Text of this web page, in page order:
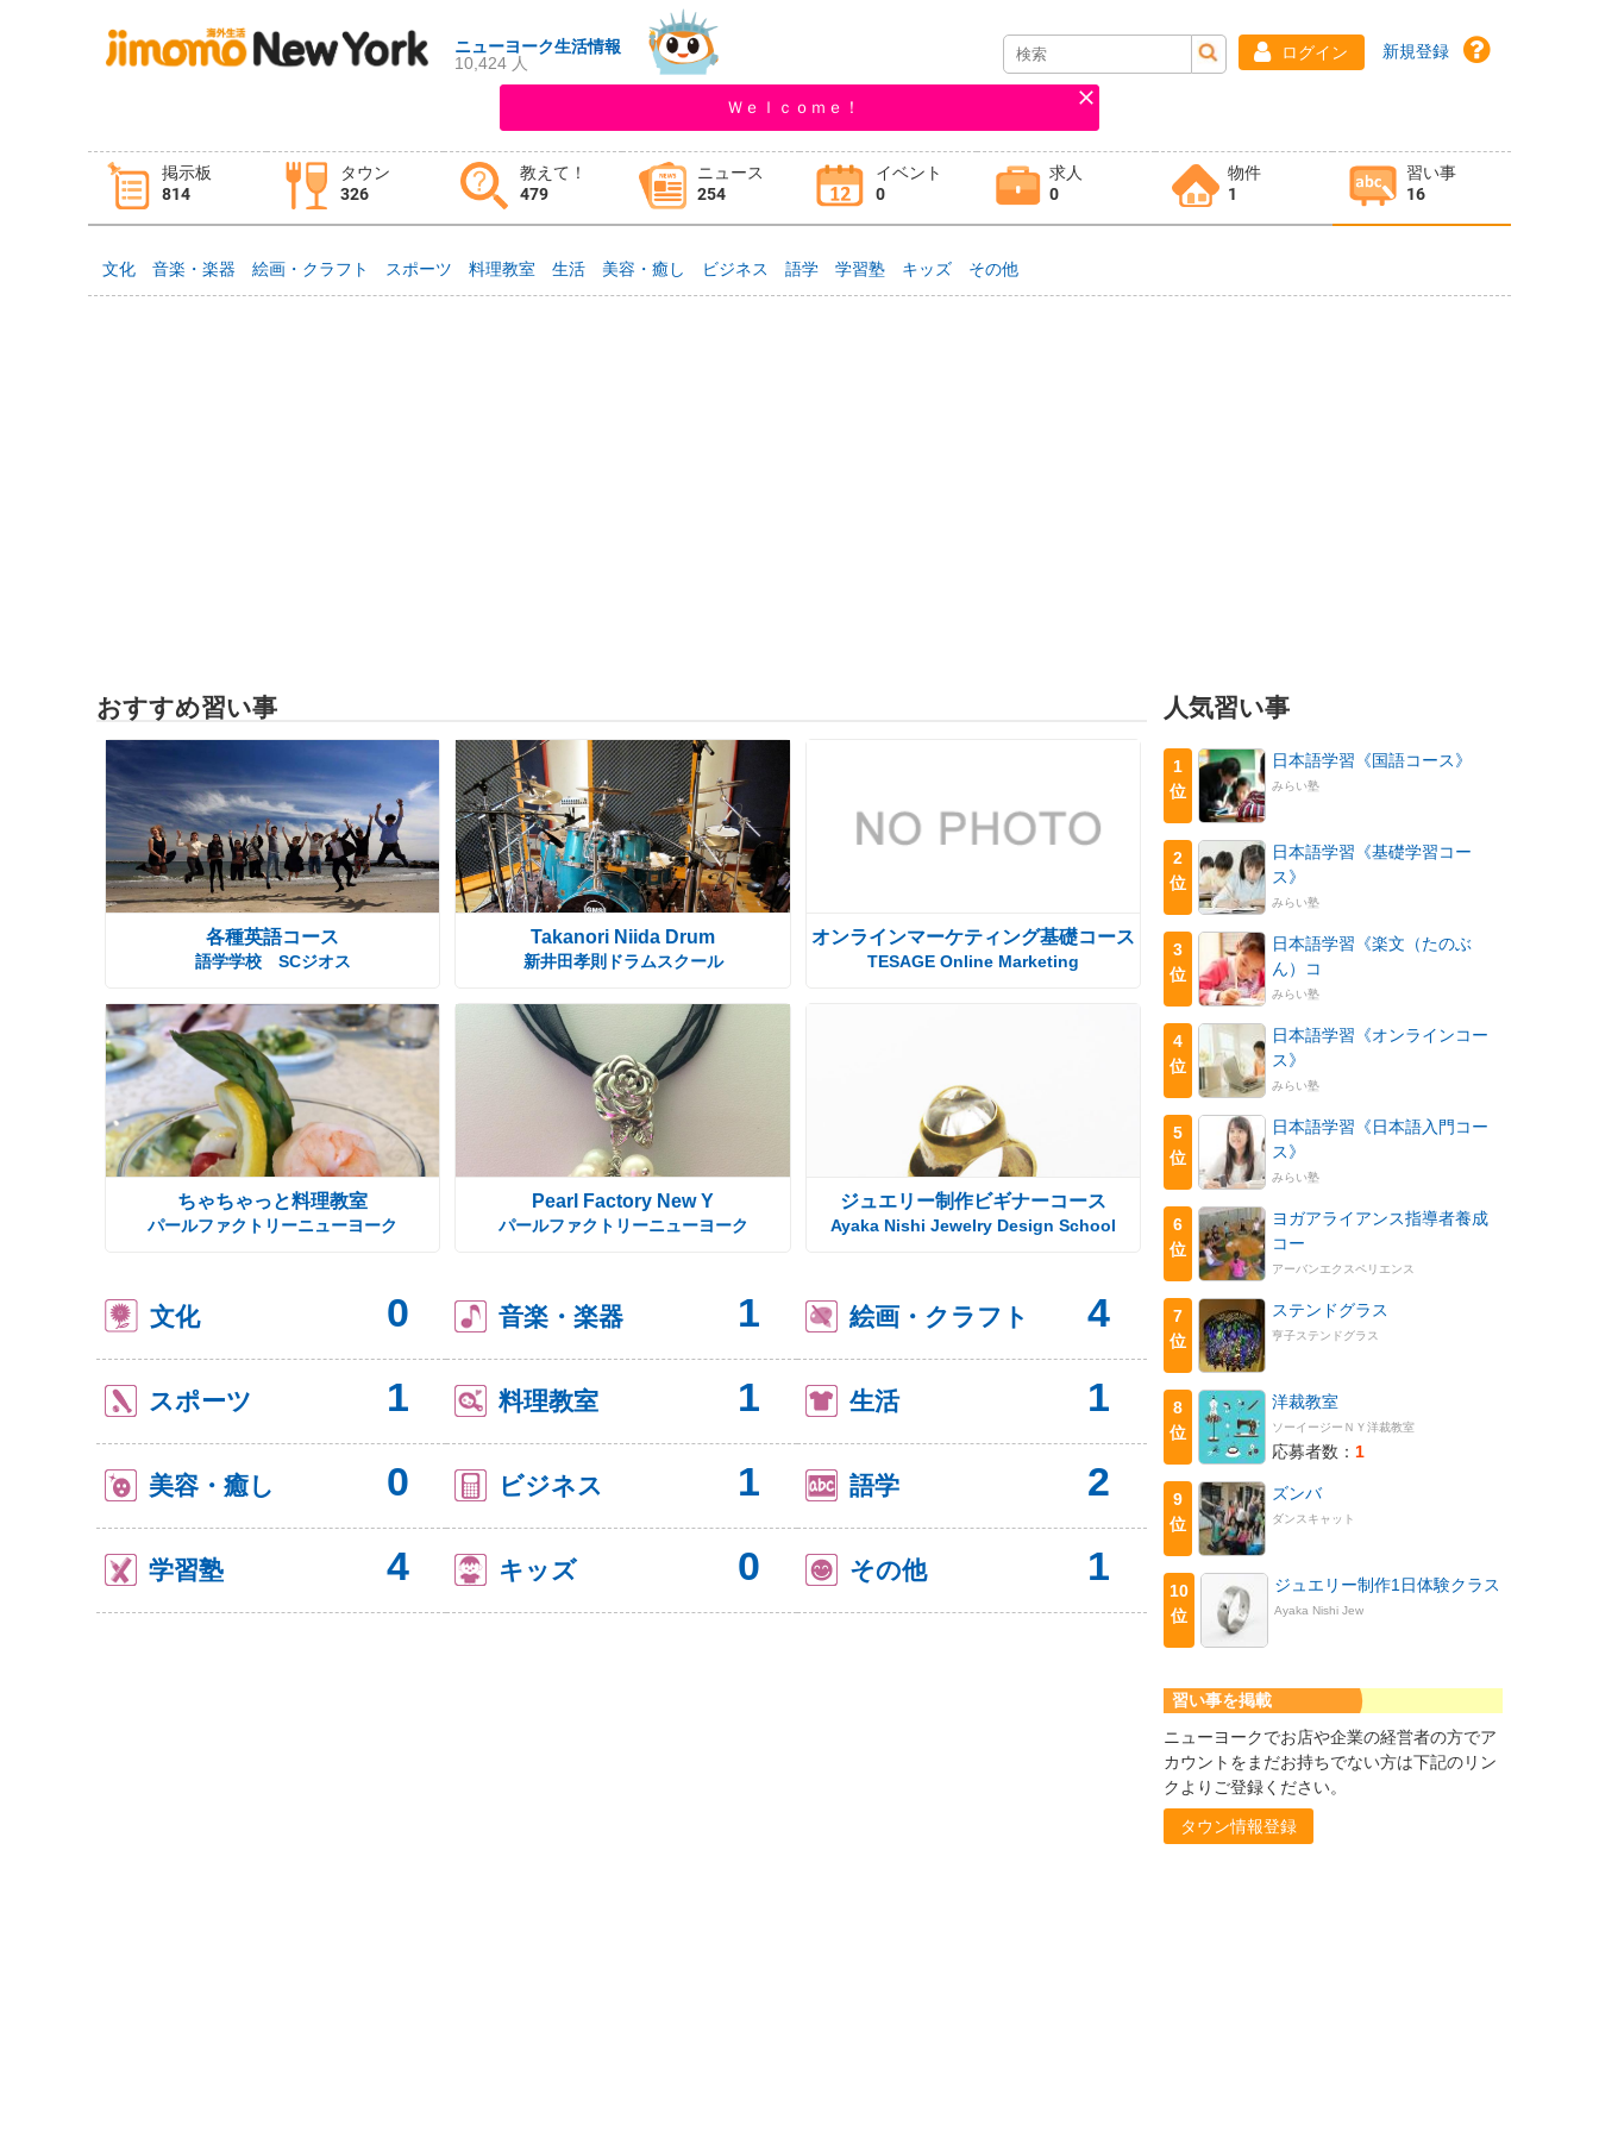
ニューヨーク生活情報
10,424 人
ログイン 新規登録
Ｗｅｌｃｏｍｅ！
掲示板
814
タウン
326
教えて！
479
ニュース
254
イベント
0
求人
0
物件
1
習い事
16
タウン情報
文化 音楽・楽器 絵画・クラフト スポーツ 料理教室 生活 美容・癒し ビジネス 語学 学習塾 キッズ その他
おすすめ習い事
各種英語コース
語学学校 SCジオス
Takanori Niida Drum
新井田孝則ドラムスクール
オンラインマーケティング基礎コース
TESAGE Online Marketing
ちゃちゃっと料理教室
パールファクトリーニューヨーク
Pearl Factory New Y
パールファクトリーニューヨーク
ジュエリー制作ビギナーコース
Ayaka Nishi Jewelry Design School
文化 0 音楽・楽器 1 絵画・クラフト 4
スポーツ 1 料理教室 1 生活 1
美容・癒し 0 ビジネス 1 語学 2
学習塾 4 キッズ 0 その他 1
人気習い事
1
位
日本語学習《国語コース》
みらい塾
2
位
日本語学習《基礎学習コー
ス》
みらい塾
3
位
日本語学習《楽文（たのぶ
ん）コ
みらい塾
4
位
日本語学習《オンラインコー
ス》
みらい塾
5
位
日本語学習《日本語入門コー
ス》
みらい塾
6
位
ヨガアライアンス指導者養成
コー
アーバンエクスペリエンス
7
位
ステンドグラス
亨子ステンドグラス
8
位
洋裁教室
ソーイージーＮＹ洋裁教室
応募者数： 1
9
位
ズンバ
ダンスキャット
10
位
ジュエリー制作1日体験クラス
Ayaka Nishi Jew
習い事を掲載
ニューヨークでお店や企業の経営者の方でア
カウントをまだお持ちでない方は下記のリン
クよりご登録ください。
タウン情報登録